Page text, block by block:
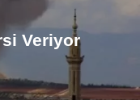
Veriyor